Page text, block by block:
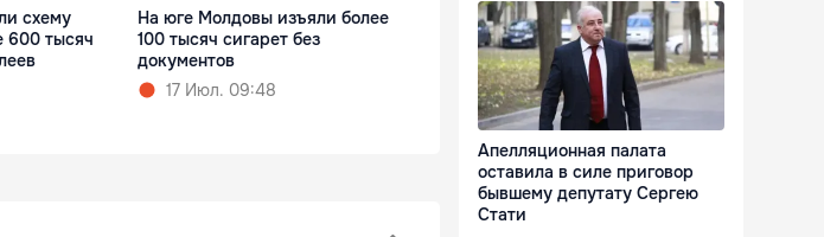
схему
600 тысяч
На юге Молдовы изъяли более
100 тысяч сигарет без
документов
17 Июл. 09:48
Апелляционная палата
оставила в силе приговор
бывшему депутату Сергею
Стати